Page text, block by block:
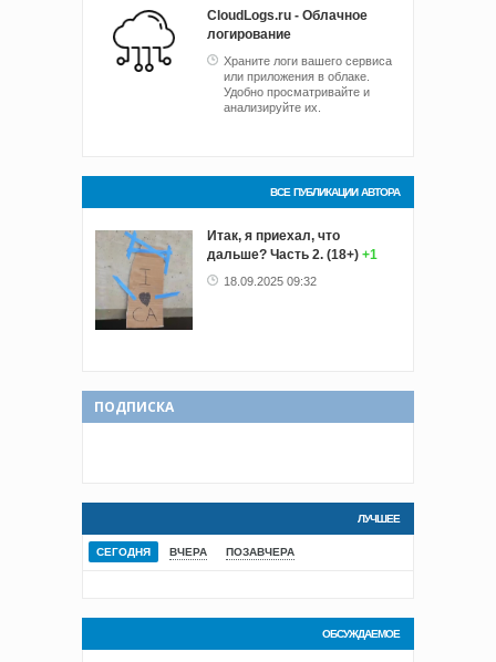
CloudLogs.ru - Облачное
логирование
Храните логи вашего сервиса
или приложения в облаке.
Удобно просматривайте и
анализируйте их.
ВСЕ ПУБЛИКАЦИИ АВТОРА
Итак, я приехал, что
дальше? Часть 2. (18+) +1
18.09.2025 09:32
ПОДПИСКА
ЛУЧШЕЕ
СЕГОДНЯ ВЧЕРА ПОЗАВЧЕРА
ОБСУЖДАЕМОЕ